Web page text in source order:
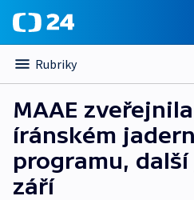
Rubriky
MAAE
íránském
programu,
září